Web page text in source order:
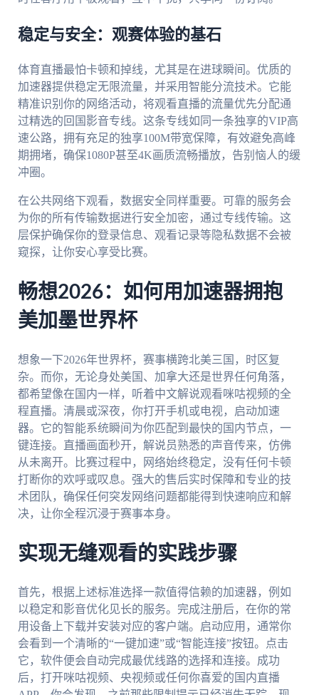
稳定与安全：观赛体验的基石
体育直播最怕卡顿和掉线，尤其是在进球瞬间。优质的
加速器提供稳定无限流量，并采用智能分流技术。它能
精准识别你的网络活动，将观看直播的流量优先分配通
过精选的回国影音专线。这条专线如同一条独享的VIP高
速公路，拥有充足的独享100M带宽保障，有效避免高峰
期拥堵，确保1080P甚至4K画质流畅播放，告别恼人的缓
冲圈。
在公共网络下观看，数据安全同样重要。可靠的服务会
为你的所有传输数据进行安全加密，通过专线传输。这
层保护确保你的登录信息、观看记录等隐私数据不会被
窥探，让你安心享受比赛。
畅想2026：如何用加速器拥抱
美加墨世界杯
想象一下2026年世界杯，赛事横跨北美三国，时区复
杂。而你，无论身处美国、加拿大还是世界任何角落，
都希望像在国内一样，听着中文解说观看咪咕视频的全
程直播。清晨或深夜，你打开手机或电视，启动加速
器。它的智能系统瞬间为你匹配到最快的国内节点，一
键连接。直播画面秒开，解说员熟悉的声音传来，仿佛
从未离开。比赛过程中，网络始终稳定，没有任何卡顿
打断你的欢呼或叹息。强大的售后实时保障和专业的技
术团队，确保任何突发网络问题都能得到快速响应和解
决，让你全程沉浸于赛事本身。
实现无缝观看的实践步骤
首先，根据上述标准选择一款值得信赖的加速器，例如
以稳定和影音优化见长的服务。完成注册后，在你的常
用设备上下载并安装对应的客户端。启动应用，通常你
会看到一个清晰的“一键加速”或“智能连接”按钮。点击
它，软件便会自动完成最优线路的选择和连接。成功
后，打开咪咕视频、央视频或任何你喜爱的国内直播